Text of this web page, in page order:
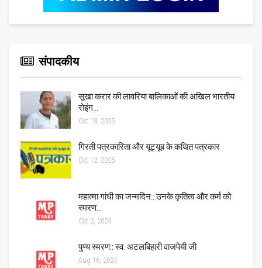
संपादकीय
सूखा करार की लावरिया बालिकाओं की अखिल भारतीय
रोइंग…
Oct 18, 2025
गिरती पत्रकारिता और यूट्यूब के कथित पत्रकार
Oct 12, 2025
महात्मा गांधी का जन्मदिन:: उनके कृतित्व और कर्म को
स्मरण…
Oct 2, 2024
पुण्य स्मरण:: स्व. अटलबिहारी वाजपेयी जी
Aug 16, 2024